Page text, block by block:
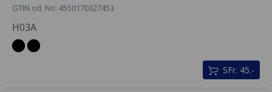
GTIN od. No: 4550170327453
H03A
SFr. 45.-